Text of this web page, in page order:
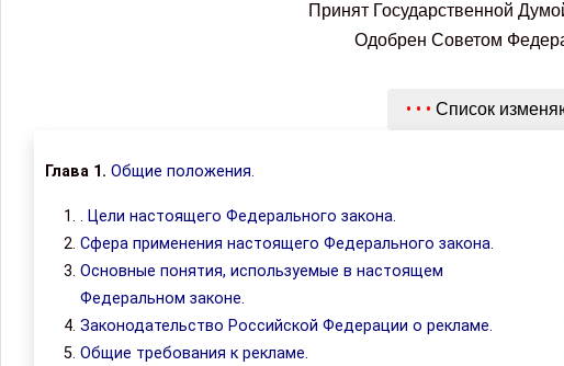
Принят Государственной
Одобрен Советом
• • • Список
Глава 1. Общие положения.
. Цели настоящего Федерального закона.
Сфера применения настоящего Федерального закона.
Основные понятия, используемые в настоящем
Федеральном законе.
Законодательство Российской Федерации о рекламе.
Общие требования к рекламе.